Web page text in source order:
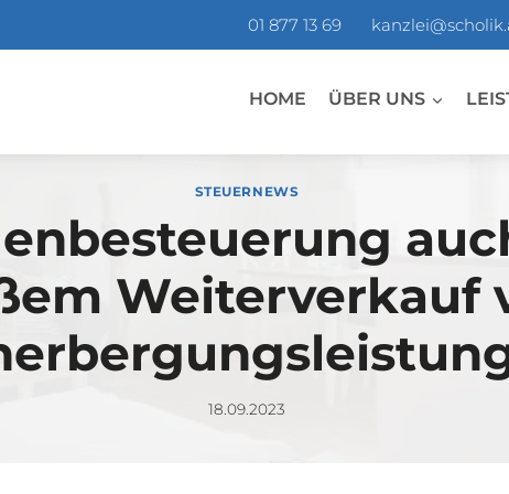
01 877 13 69
HOME ÜBER UNS
STEUERNEWS
Weiterverkauf
18.09.2023